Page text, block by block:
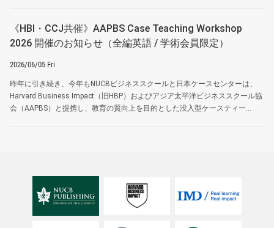
《HBI・CCJ共催》AAPBS Case Teaching Workshop
2026 開催のお知らせ（全編英語 / 学術会員限定）
2026/06/05 Fri
昨年に引き続き、今年もNUCBビジネススクールと日本ケースセンターは、
Harvard Business Impact（旧HBP）およびアジア太平洋ビジネススクール協
会（AAPBS）と提携し、教育の質向上を目的とした没入型ケースティー...